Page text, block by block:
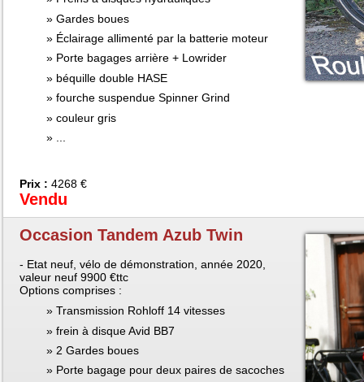
Gardes boues
Éclairage allimenté par la batterie moteur
Porte bagages arrière + Lowrider
béquille double HASE
fourche suspendue Spinner Grind
couleur gris
Prix : 4268 €
Vendu
Occasion Tandem Azub Twin
- Etat neuf, vélo de démonstration, année 2020,
valeur neuf 9900 €ttc
Options comprises :
Transmission Rohloff 14 vitesses
frein à disque Avid BB7
2 Gardes boues
Porte bagage pour deux paires de sacoches